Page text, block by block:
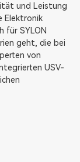
und Leistung
Elektronik
für SYLON
geht, die bei
von
USV-